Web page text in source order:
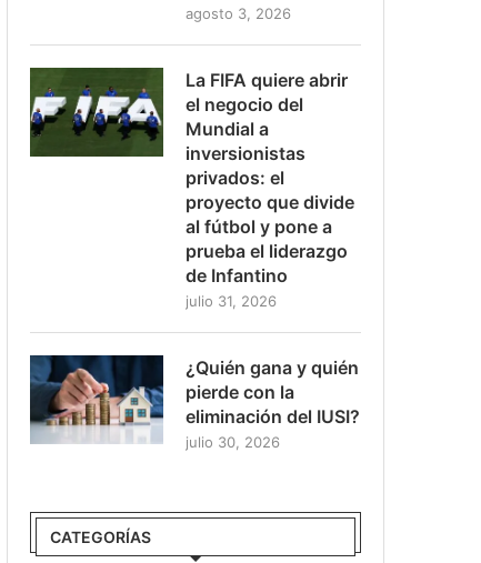
agosto 3, 2026
La FIFA quiere abrir
el negocio del
Mundial a
inversionistas
privados: el
proyecto que divide
al fútbol y pone a
prueba el liderazgo
de Infantino
julio 31, 2026
¿Quién gana y quién
pierde con la
eliminación del IUSI?
julio 30, 2026
CATEGORÍAS